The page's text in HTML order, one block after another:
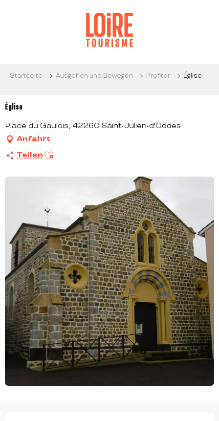
Startseite Ausgehen und Bewegen Profiter Église
Église
Place du Gaulois, 42260 Saint-Julien-d'Oddes
Anfahrt
Teilen Ajouter aux favoris